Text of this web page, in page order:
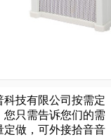
技有限公司按需定
您只需告诉您们的需
定做，可外接拾音音